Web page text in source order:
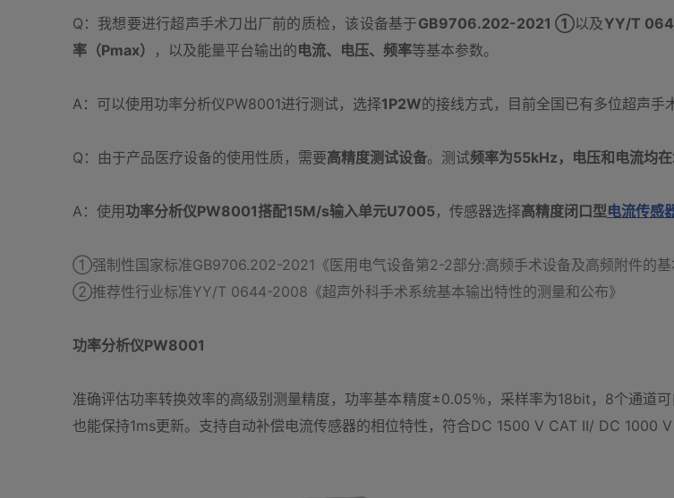
Q：我想要进行超声手术刀出厂前的质检，该设备基于GB9706.202-2021 ①以及YY/T
率（Pmax）
，以及能量平台输出的电流、电压、频率等基本参数。
A：可以使用功率分析仪PW8001进行测试，选择1P2W的接线方式，目前全国已有多位超声手
Q：由于产品医疗设备的使用性质，需要高精度测试设备。测试频率为55kHz，电压和电流均在
A：使用功率分析仪PW8001搭配15M/s输入单元U7005，传感器选择高精度闭口型电流传感
①强制性国家标准GB9706.202-2021《医用电气设备第2-2部分:高频手术设备及高频附件的基
②推荐性行业标准YY/T 0644-2008《超声外科手术系统基本输出特性的测量和公布》
功率分析仪PW8001
准确评估功率转换效率的高级别测量精度，功率基本精度±0.05％，采样率为18bit，8个通
也能保持1ms更新。支持自动补偿电流传感器的相位特性，符合DC 1500 V CAT II/ DC 1000